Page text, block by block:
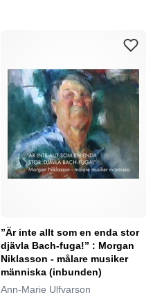
”Är inte allt som en enda stor
djävla Bach-fuga!” : Morgan
Niklasson - målare musiker
människa (inbunden)
Ann-Marie Ulfvarson